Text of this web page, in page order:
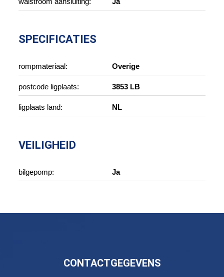
SPECIFICATIES
rompmateriaal: Overige
postcode ligplaats: 3853 LB
ligplaats land: NL
VEILIGHEID
bilgepomp: Ja
CONTACTGEGEVENS